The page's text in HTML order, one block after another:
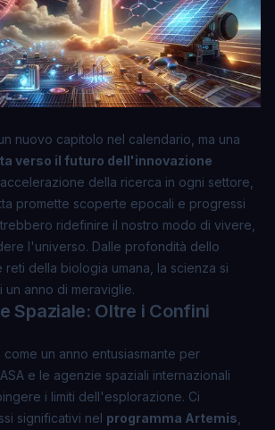
nuovo capitolo nel calendario, ma una
verso il futuro dell'innovazione
della ricerca in ogni settore,
promette scoperte epocali e progressi
ridefinire il nostro modo di vivere,
l'universo. Dalle profondità dello
reti della biologia umana, la scienza si
anno di meraviglie.
Spaziale: Oltre i Confini
un anno entusiasmante per
e le agenzie spaziali internazionali
i limiti dell'esplorazione. Ci
significativi nel programma Artemis